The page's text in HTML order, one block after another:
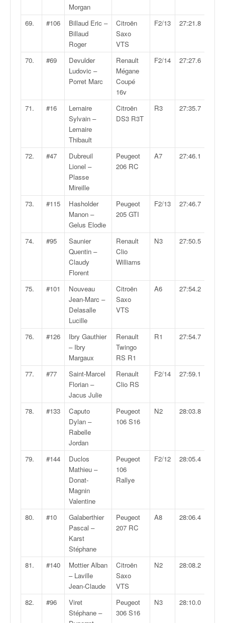
Morgan
69. #106
Billaud Eric –
Billaud
Roger
Citroën
Saxo
VTS
F2/13 27:21.8
70. #69
Devulder
Ludovic –
Porret Marc
Renault
Mégane
Coupé
16v
F2/14 27:27.6
71. #16
Lemaire
Sylvain –
Lemaire
Thibault
Citroën
DS3 R3T
R3 27:35.7
72. #47
Dubreuil
Lionel –
Plasse
Mireille
Peugeot
206 RC
A7 27:46.1
73. #115
Hasholder
Manon –
Gelus Elodie
Peugeot
205 GTI
F2/13 27:46.7
74. #95
Saunier
Quentin –
Claudy
Florent
Renault
Clio
Williams
N3 27:50.5
75. #101
Nouveau
Jean-Marc –
Delasalle
Lucille
Citroën
Saxo
VTS
A6 27:54.2
76. #126
Ibry Gauthier
– Ibry
Margaux
Renault
Twingo
RS R1
R1 27:54.7
77. #77
Saint-Marcel
Florian –
Jacus Julie
Renault
Clio RS
F2/14 27:59.1
78. #133
Caputo
Dylan –
Rabelle
Jordan
Peugeot
106 S16
N2 28:03.8
79. #144
Duclos
Mathieu –
Donat-
Magnin
Valentine
Peugeot
106
Rallye
F2/12 28:05.4
80. #10
Galaberthier
Pascal –
Karst
Stéphane
Peugeot
207 RC
A8 28:06.4
81. #140
Mottier Alban
– Laville
Jean-Claude
Citroën
Saxo
VTS
N2 28:08.2
82. #96
Viret
Stéphane –
Peugeot
306 S16
N3 28:10.0